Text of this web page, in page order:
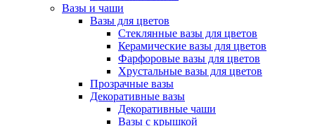
Вазы и чаши
Вазы для цветов
Стеклянные вазы для цветов
Керамические вазы для цветов
Фарфоровые вазы для цветов
Хрустальные вазы для цветов
Прозрачные вазы
Декоративные вазы
Декоративные чаши
Вазы с крышкой